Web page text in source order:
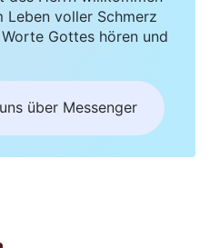
halfen. Auch habe ich
Kircheschickte, nicht
infolgedessen
und mussten
der Leiter
er zu mir: „Die
hättest du sie
Leben voller Schmerz
Gottes hören und
über Messenger